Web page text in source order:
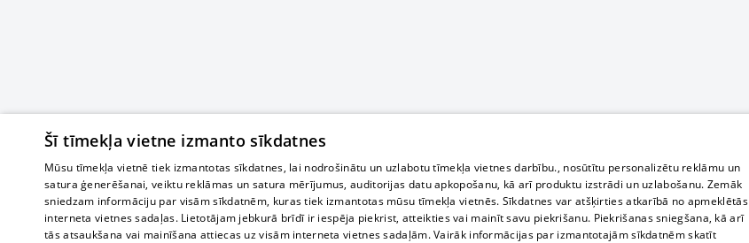
Šī tīmekļa vietne izmanto sīkdatnes
Mūsu tīmekļa vietnē tiek izmantotas sīkdatnes, lai nodrošinātu un uzlabotu tīmekļa vietnes darbību., nosūtītu personalizētu reklāmu un
satura ģenerēšanai, veiktu reklāmas un satura mērījumus, auditorijas datu apkopošanu, kā arī produktu izstrādi un uzlabošanu. Zemāk
sniedzam informāciju par visām sīkdatnēm, kuras tiek izmantotas mūsu tīmekļa vietnēs. Sīkdatnes var atšķirties atkarībā no apmeklētās
interneta vietnes sadaļas. Lietotājam jebkurā brīdī ir iespēja piekrist, atteikties vai mainīt savu piekrišanu. Piekrišanas sniegšana, kā arī
tās atsaukšana vai mainīšana attiecas uz visām interneta vietnes sadaļām. Vairāk informācijas par izmantotajām sīkdatnēm skatīt